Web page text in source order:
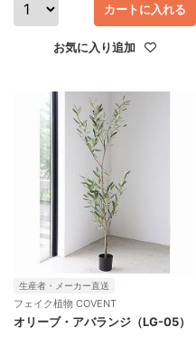
カートに入れる
お気に入り追加
生産者・メーカー直送
フェイク植物 COVENT
オリーブ・アバランジ（LG-05）